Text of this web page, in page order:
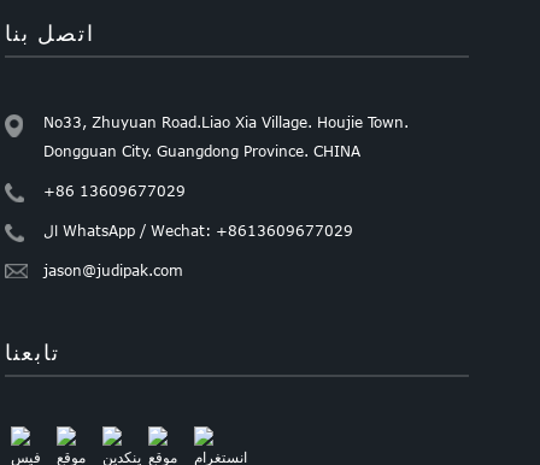
اتصل بنا
No33, Zhuyuan Road.Liao Xia Village. Houjie Town.
Dongguan City. Guangdong Province. CHINA
+86 13609677029
ال WhatsApp / Wechat: +8613609677029
jason@judipak.com
تابعنا